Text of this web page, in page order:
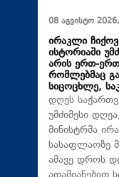
08 აგვისტო 2026,
ირაკლი
ისტორიაში
არის ერთ-
რომლებმაც
სიცოცხლე,
დღეს
უმძიმესი
მინისტრმა
სასაფლაოზე
ამავე დროს